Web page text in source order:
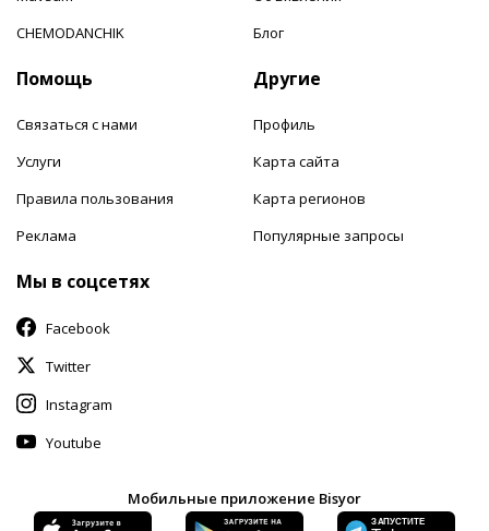
CHEMODANCHIK
Блог
Помощь
Связаться с нами
Услуги
Правила пользования
Реклама
Другие
Профиль
Карта сайта
Карта регионов
Популярные запросы
Мы в соцсетях
Facebook
Twitter
Instagram
Youtube
Мобильные приложение Bisyor